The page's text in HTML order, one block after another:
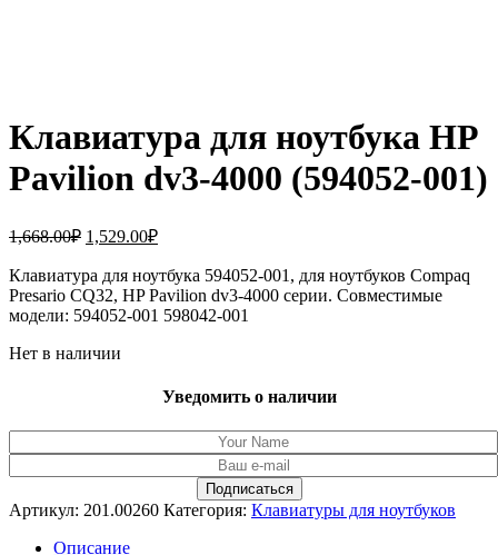
Клавиатура для ноутбука HP
Pavilion dv3-4000 (594052-001)
1,668.00₽ Первоначальная
составляла
1,668.00₽.
1,529.00₽Текущая
1,529.00₽.
Клавиатура для ноутбука 594052-001, для ноутбуков Compaq
Presario CQ32, HP Pavilion dv3-4000 серии. Совместимые
модели: 594052-001 598042-001
Нет в наличии
Уведомить о наличии
Артикул: 201.00260 Категория: Клавиатуры для ноутбуков
Описание